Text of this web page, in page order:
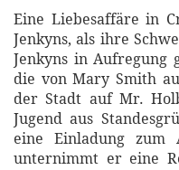
Eine Liebesaffäre in
Jenkyns, als ihre
Jenkyns in
die von Mary Smith
der Stadt auf Mr.
Jugend aus
eine Einladung zum
unternimmt er eine